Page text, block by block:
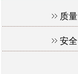
质量
安全